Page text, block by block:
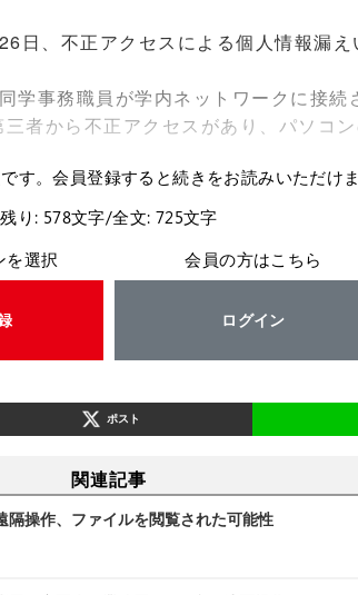
日、不正アクセスによる個人情報漏え
事務職員が学内ネットワークに接続
者から不正アクセスがあり、パソコ
す。会員登録すると続きをお読みいただけま
残り: 578文字/全文: 725文字
を選択
会員の方はこちら
ログイン
ポスト
関連記事
操作、ファイルを閲覧された可能性